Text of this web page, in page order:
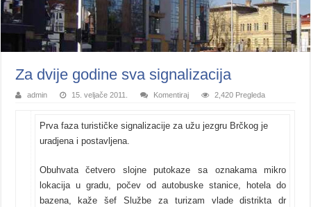
Za dvije godine sva signalizacija
admin 15. veljače 2011. Komentiraj 2,420 Pregleda
Prva faza turističke signalizacije za užu jezgru Brčkog je
uradjena i postavljena.
Obuhvata četvero slojne putokaze sa oznakama mikro
lokacija u gradu, počev od autobuske stanice, hotela do
bazena, kaže šef Službe za turizam vlade distrikta dr